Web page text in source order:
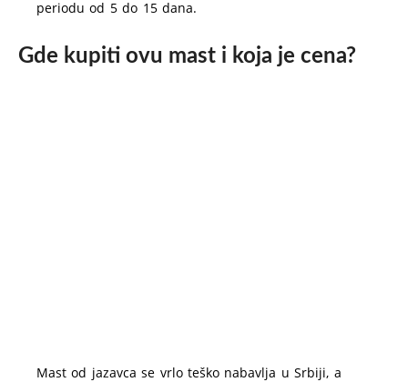
periodu od 5 do 15 dana.
Gde kupiti ovu mast i koja je cena?
Mast od jazavca se vrlo teško nabavlja u Srbiji, a